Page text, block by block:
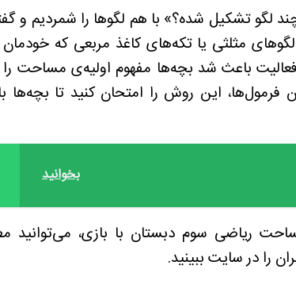
لگو تشکیل شده؟» با هم لگوها را شمردیم و
مثلثی یا تکه‌های کاغذ مربعی که خودمان
باعث شد بچه‌ها مفهوم اولیه‌ی مساحت
این روش را امتحان کنید تا بچه‌ها
بخوانید
ریاضی سوم دبستان با بازی، می‌توانید
را در سایت ببینید.